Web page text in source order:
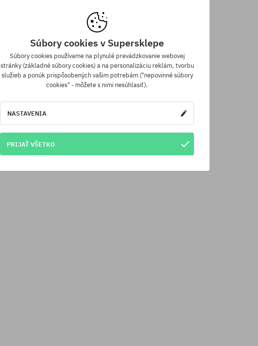
Súbory cookies v Supersklepe
Súbory cookies používame na plynulé prevádzkovanie webovej
stránky (základné súbory cookies) a na personalizáciu reklám, tvorbu
služieb a ponúk prispôsobených vašim potrebám ("nepovinné súbory
cookies" - môžete s nimi nesúhlasiť).
NASTAVENIA
PRIJAŤ VŠETKO